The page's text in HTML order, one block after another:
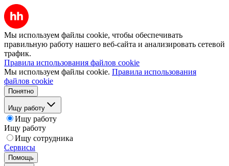
Мы используем файлы cookie, чтобы обеспечивать
правильную работу нашего веб-сайта и анализировать сетевой
трафик.
Правила использования файлов cookie
Мы используем файлы cookie. Правила использования
файлов cookie
Понятно
Ищу работу
Ищу работу
Ищу работу
Ищу сотрудника
Сервисы
Помощь